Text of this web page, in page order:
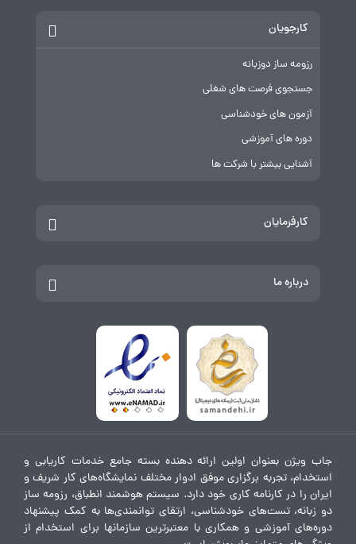
کارجویان
رزومه ساز دوزبانه
جستجوی فرصت های شغلی
آزمون های خودشناسی
دوره های آموزشی
آشنایی بیشتر با شرکت ها
کارفرمایان
درباره ما
جاب ویژن بعنوان اولین ارائه دهنده بسته جامع خدمات کاریابی و
استخدام، تجربه برگزاری موفق ادوار مختلف نمایشگاه‌های کار شریف و
ایران را در کارنامه کاری خود دارد. سیستم هوشمند انطباق، رزومه ساز
دو زبانه، تست‌های خودشناسی، ارتقای توانمندی‌ها به کمک پیشنهاد
دوره‌های آموزشی و همکاری با معتبرترین سازمانها برای استخدام از